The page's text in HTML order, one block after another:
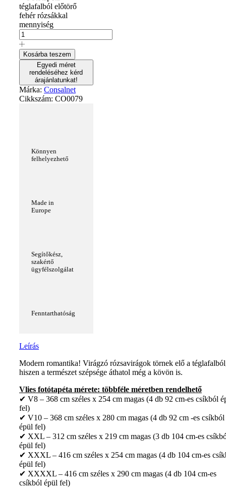
téglafalból előtörő
fehér rózsákkal
mennyiség
Kosárba teszem
Egyedi méret
rendeléséhez kérd
árajánlatunkat!
Márka: Consalnet
Cikkszám: CO0079
Könnyen
felhelyezhető
Made in
Europe
Segítőkész,
szakértő
ügyfélszolgálat
Fenntarthatóság
Leírás
Modern romantika! Virágzó rózsavirágok törnek elő a
hiszen a természet szépsége áthatol még a kövön is.
Vlies fotótapéta mérete: többféle méretben rendelhető
✔ V8 – 368 cm széles x 254 cm magas (4 db 92 cm-es csíkból
fel)
✔ V10 – 368 cm széles x 280 cm magas (4 db 92 cm -es csíkból
épül fel)
✔ XXL – 312 cm széles x 219 cm magas (3 db 104 cm-es
épül fel)
✔ XXXL – 416 cm széles x 254 cm magas (4 db 104 cm-es
épül fel)
✔ XXXXL – 416 cm széles x 290 cm magas (4 db 104 cm-es
csíkból épül fel)